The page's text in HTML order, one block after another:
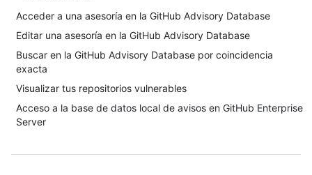
Acceder a una asesoría en la GitHub Advisory Database
Editar una asesoría en la GitHub Advisory Database
Buscar en la GitHub Advisory Database por coincidencia
exacta
Visualizar tus repositorios vulnerables
Acceso a la base de datos local de avisos en GitHub Enterprise
Server